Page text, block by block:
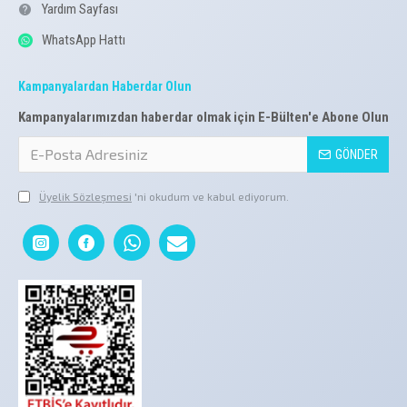
Yardım Sayfası
WhatsApp Hattı
Kampanyalardan Haberdar Olun
Kampanyalarımızdan haberdar olmak için E-Bülten'e Abone Olun
GÖNDER
Üyelik Sözleşmesi 'ni okudum ve kabul ediyorum.